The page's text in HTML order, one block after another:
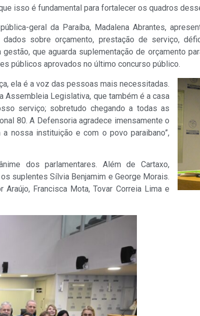
isso é fundamental para fortalecer os quadros
geral da Paraíba, Madalena Abrantes,
dados sobre orçamento, prestação de serviço,
que aguarda suplementação de orçamento
públicos aprovados no último concurso público.
ela é a voz das pessoas mais necessitadas.
Assembleia Legislativa, que também é a casa
serviço; sobretudo chegando a todas as
80. A Defensoria agradece imensamente o
nossa instituição e com o povo paraibano”,
dos parlamentares. Além de Cartaxo,
suplentes Sílvia Benjamim e George Morais.
Francisca Mota, Tovar Correia Lima e